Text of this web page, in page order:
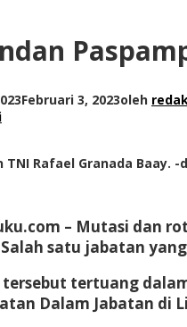
Februari 3, 2023oleh
TNI Rafael Granada Baay. -
– Mutasi dan
satu jabatan
tertuang
Dalam Jabatan di